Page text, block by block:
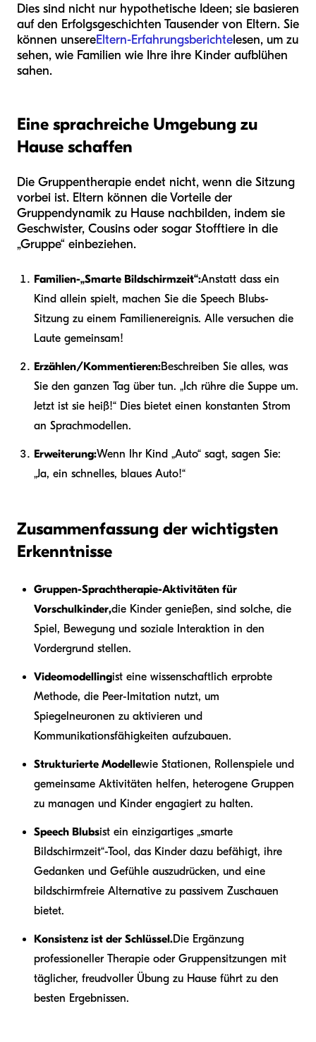
Dies sind nicht nur hypothetische Ideen; sie basieren
auf den Erfolgsgeschichten Tausender von Eltern. Sie
können unsereEltern-Erfahrungsberichtelesen, um zu
sehen, wie Familien wie Ihre ihre Kinder aufblühen
sahen.
Eine sprachreiche Umgebung zu
Hause schaffen
Die Gruppentherapie endet nicht, wenn die Sitzung
vorbei ist. Eltern können die Vorteile der
Gruppendynamik zu Hause nachbilden, indem sie
Geschwister, Cousins oder sogar Stofftiere in die
„Gruppe“ einbeziehen.
Familien-„Smarte Bildschirmzeit“:Anstatt dass ein
Kind allein spielt, machen Sie die Speech Blubs-
Sitzung zu einem Familienereignis. Alle versuchen die
Laute gemeinsam!
Erzählen/Kommentieren:Beschreiben Sie alles, was
Sie den ganzen Tag über tun. „Ich rühre die Suppe um.
Jetzt ist sie heiß!“ Dies bietet einen konstanten Strom
an Sprachmodellen.
Erweiterung:Wenn Ihr Kind „Auto“ sagt, sagen Sie:
„Ja, ein schnelles, blaues Auto!“
Zusammenfassung der wichtigsten
Erkenntnisse
Gruppen-Sprachtherapie-Aktivitäten für
Vorschulkinder,die Kinder genießen, sind solche, die
Spiel, Bewegung und soziale Interaktion in den
Vordergrund stellen.
Videomodellingist eine wissenschaftlich erprobte
Methode, die Peer-Imitation nutzt, um
Spiegelneuronen zu aktivieren und
Kommunikationsfähigkeiten aufzubauen.
Strukturierte Modellewie Stationen, Rollenspiele und
gemeinsame Aktivitäten helfen, heterogene Gruppen
zu managen und Kinder engagiert zu halten.
Speech Blubsist ein einzigartiges „smarte
Bildschirmzeit“-Tool, das Kinder dazu befähigt, ihre
Gedanken und Gefühle auszudrücken, und eine
bildschirmfreie Alternative zu passivem Zuschauen
bietet.
Konsistenz ist der Schlüssel.Die Ergänzung
professioneller Therapie oder Gruppensitzungen mit
täglicher, freudvoller Übung zu Hause führt zu den
besten Ergebnissen.